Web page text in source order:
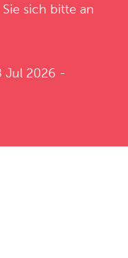
Sie sich bitte an
Jul 2026 -